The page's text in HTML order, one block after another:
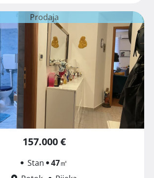
Prodaja
157.000 €
Stan 47㎡